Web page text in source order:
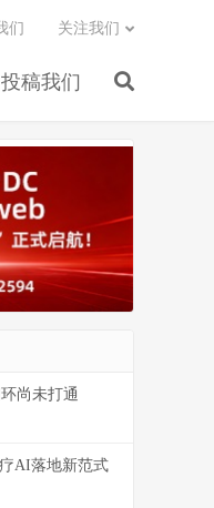
投稿我们
们 关注我们
尚未打通
AI落地新范式